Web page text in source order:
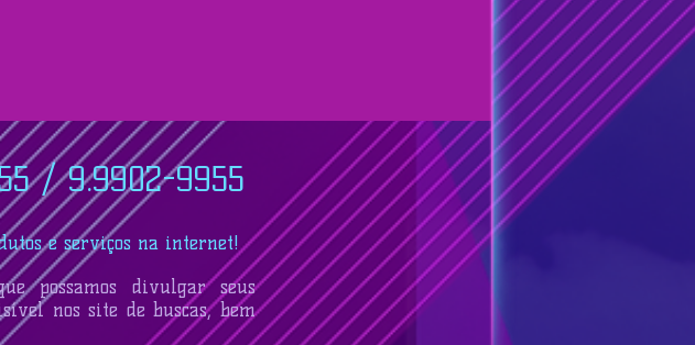
/ 9.9902-9955
e serviços na internet!
possamos divulgar seus
nos site de buscas, bem